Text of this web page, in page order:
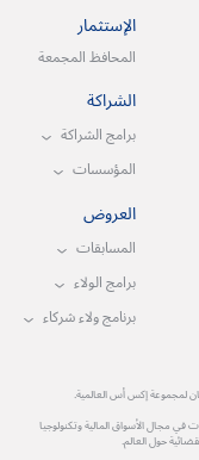
الإستثمار
المحافظ المجمعة
الشراكة
برامج الشراكة
المؤسسات
العروض
المسابقات
برامج الولاء
برنامج ولاء شركاء
الأسواق المالية وتكنولوجيا
حول العالم.